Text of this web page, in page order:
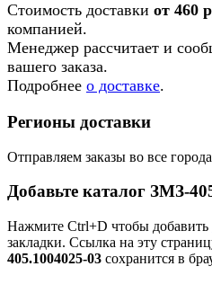
Стоимость доставки от 460
компанией.
Менеджер рассчитает и
вашего заказа.
Подробнее о доставке.
Регионы доставки
Отправляем заказы во все
Добавьте каталог ЗМЗ-
Нажмите Ctrl+D чтобы добавить
закладки. Ссылка на эту
405.1004025-03 сохранится в